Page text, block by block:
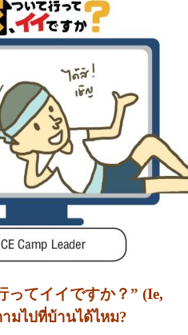
ってイイですか？” (Ie,
ามไปที่บ้านได้ไหม?